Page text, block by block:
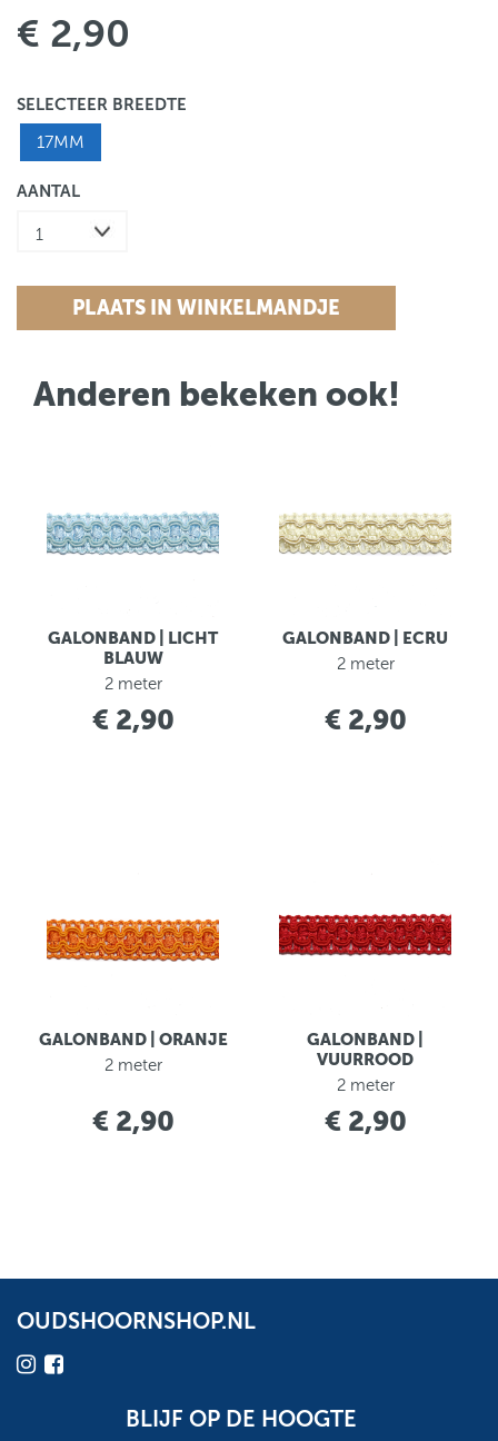
€ 2,90
SELECTEER BREEDTE
17MM
AANTAL
Anderen bekeken ook!
GALONBAND | LICHT
BLAUW
2 meter
€ 2,90
GALONBAND | ECRU
2 meter
€ 2,90
GALONBAND | ORANJE
2 meter
€ 2,90
GALONBAND |
VUURROOD
2 meter
€ 2,90
OUDSHOORNSHOP.NL
BLIJF OP DE HOOGTE